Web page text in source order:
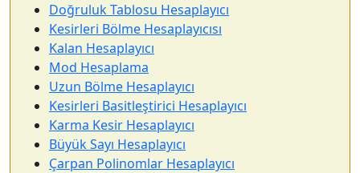
Doğruluk Tablosu Hesaplayıcı
Kesirleri Bölme Hesaplayıcısı
Kalan Hesaplayıcı
Mod Hesaplama
Uzun Bölme Hesaplayıcı
Kesirleri Basitleştirici Hesaplayıcı
Karma Kesir Hesaplayıcı
Büyük Sayı Hesaplayıcı
Çarpan Polinomlar Hesaplayıcı